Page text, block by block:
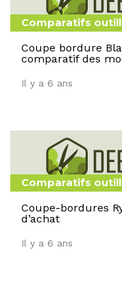
Comparatifs
Coupe bordure
comparatif des
Il y a 6 ans
Comparatifs
Coupe-bordures
d’achat
Il y a 6 ans